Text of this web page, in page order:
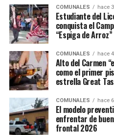
COMUNALES hace
Estudiante del
conquista el
“Espiga de
COMUNALES hace
Alto del Carmen
como el primer
estrella Great
COMUNALES hace
El modelo
enfrentar de
frontal 2026